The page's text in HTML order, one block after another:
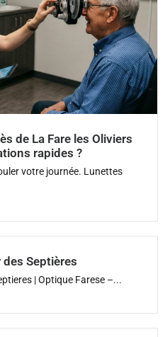
de La Fare les Oliviers
rapides ?
votre journée. Lunettes
Septières
| Optique Farese –...